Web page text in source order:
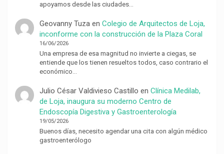
apoyamos desde las ciudades…
Geovanny Tuza en Colegio de Arquitectos de Loja,
inconforme con la construcción de la Plaza Coral
16/06/2026
Una empresa de esa magnitud no invierte a ciegas, se
entiende que los tienen resueltos todos, caso contrario el
económico…
Julio César Valdivieso Castillo en Clínica Medilab,
de Loja, inaugura su moderno Centro de
Endoscopía Digestiva y Gastroenterología
19/05/2026
Buenos días, necesito agendar una cita con algún médico
gastroenterólogo